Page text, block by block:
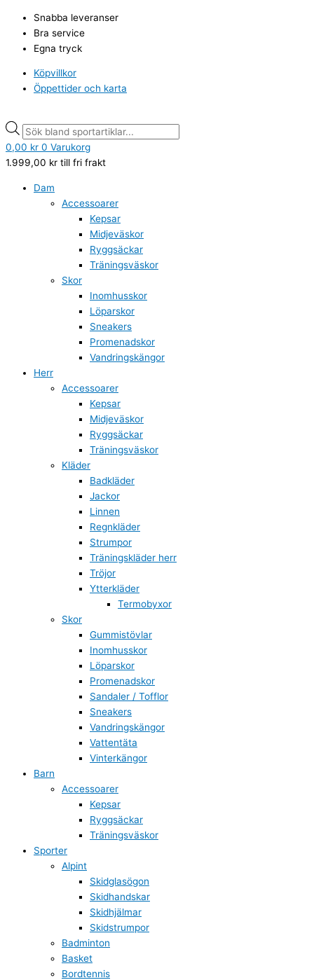
innehåll
Snabba leveranser
Bra service
Egna tryck
Köpvillkor
Öppettider och karta
search
0,00 kr 0 Varukorg
1.999,00 kr till fri frakt
Dam
Accessoarer
Kepsar
Midjeväskor
Ryggsäckar
Träningsväskor
Skor
Inomhusskor
Löparskor
Sneakers
Promenadskor
Vandringskängor
Herr
Accessoarer
Kepsar
Midjeväskor
Ryggsäckar
Träningsväskor
Kläder
Badkläder
Jackor
Linnen
Regnkläder
Strumpor
Träningskläder herr
Tröjor
Ytterkläder
Termobyxor
Skor
Gummistövlar
Inomhusskor
Löparskor
Promenadskor
Sandaler / Tofflor
Sneakers
Vandringskängor
Vattentäta
Vinterkängor
Barn
Accessoarer
Kepsar
Ryggsäckar
Träningsväskor
Sporter
Alpint
Skidglasögon
Skidhandskar
Skidhjälmar
Skidstrumpor
Badminton
Basket
Bordtennis
search
kylpåse
engångs
mängd